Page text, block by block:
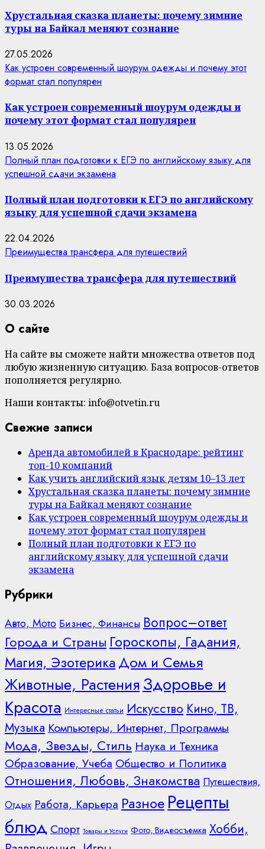
Хрустальная сказка планеты: почему зимние
туры на Байкал меняют сознание
27.05.2026
Как устроен современный шоурум одежды и почему этот
формат стал популярен
Как устроен современный шоурум одежды и
почему этот формат стал популярен
13.05.2026
Полный план подготовки к ЕГЭ по английскому языку для
успешной сдачи экзамена
Полный план подготовки к ЕГЭ по английскому
языку для успешной сдачи экзамена
22.04.2026
Преимущества трансфера для путешествий
Преимущества трансфера для путешествий
30.03.2026
О сайте
На сайте вы сможете найти множества ответов под
любую жизненную ситуацию. База вопросов-ответов
пополняется регулярно.
Наши контакты: info@otvetin.ru
Свежие записи
Аренда автомобилей в Краснодаре: рейтинг
топ-10 компаний
Как учить английский язык детям 10–13 лет
Хрустальная сказка планеты: почему зимние
туры на Байкал меняют сознание
Как устроен современный шоурум одежды и
почему этот формат стал популярен
Полный план подготовки к ЕГЭ по
английскому языку для успешной сдачи
экзамена
Рубрики
Авто, МотоБизнес, Финансы Вопрос–ответ
Города и Страны Гороскопы, Гадания,
Магия, Эзотерика Дом и Семья
Животные, Растения Здоровье и
Красота Интересные статьи Искусство Кино, ТВ,
Музыка Компьютеры, Интернет, Программы
Мода, Звезды, Стиль Наука и Техника
Образование, Учеба Общество и Политика
Отношения, Любовь, Знакомства Путешествия,
Отдых Работа, Карьера Разное Рецепты
блюд Спорт Товары и Услуги Фото, Видеосъемка Хобби,